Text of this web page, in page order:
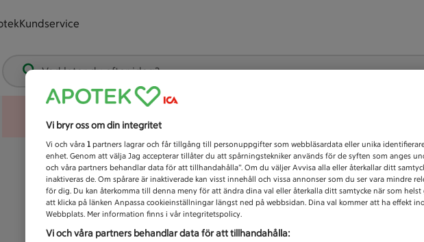
Kundservice
Vad letar du efter idag?
Vi bryr oss om din integritet
Vi och våra 1 partners lagrar och får tillgång till personuppgifter som webbläsardata eller unika
enhet. Genom att välja Jag accepterar tillåter du att spårningstekniker används för de syften som anges
och våra partners behandlar data för att tillhandahålla”. Om du väljer Avvisa alla eller återkallar ditt
inaktiveras de. Om spårare är inaktiverade kan visst innehåll och vissa annonser som du ser vara mindre
för dig. Du kan återkomma till denna meny för att ändra dina val eller återkalla ditt samtycke när som helst
att klicka på länken Anpassa cookieinställningar längst ned på webbsidan. Dina val kommer att ha effekt
Webbplats. Mer information finns i vår integritetspolicy.
Vi och våra partners behandlar data för att tillhandahålla: